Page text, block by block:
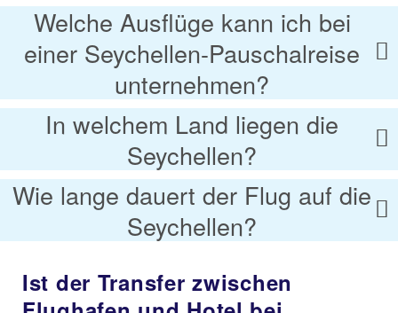
Welche Ausflüge kann ich bei
einer Seychellen-Pauschalreise
unternehmen?
In welchem Land liegen die
Seychellen?
Wie lange dauert der Flug auf die
Seychellen?
Ist der Transfer zwischen